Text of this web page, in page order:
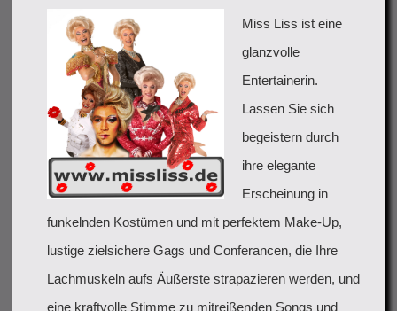
Miss Liss ist eine
glanzvolle
Entertainerin.
Lassen Sie sich
begeistern durch
ihre elegante
Erscheinung in
funkelnden Kostümen und mit perfektem Make-Up,
lustige zielsichere Gags und Conferancen, die Ihre
Lachmuskeln aufs Äußerste strapazieren werden, und
eine kraftvolle Stimme zu mitreißenden Songs und